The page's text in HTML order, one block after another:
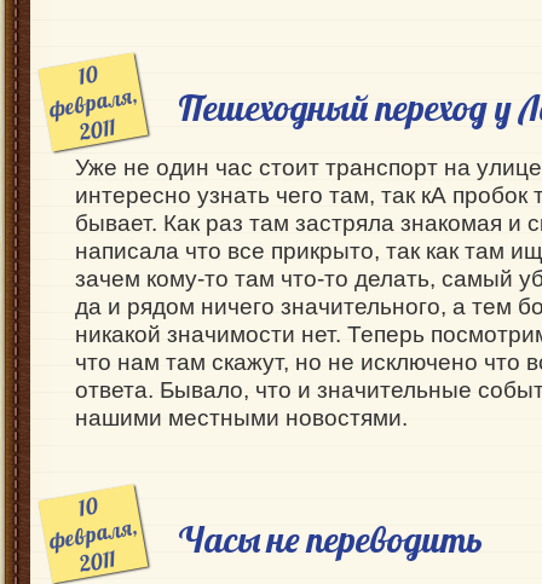
10
февраля,
2011
Пешеходный переход у
Уже не один час стоит транспорт на
интересно узнать чего там, так кА
бывает. Как раз там застряла знакомая и
написала что все прикрыто, так как там
зачем кому-то там что-то делать, самый
да и рядом ничего значительного, а тем
никакой значимости нет. Теперь
что нам там скажут, но не исключено что
ответа. Бывало, что и значительные
нашими местными новостями.
10
февраля,
2011
Часы не переводить